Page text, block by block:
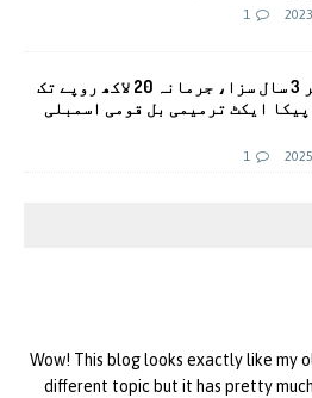
1
فیک نیوز پر 3 سال سزا، جرمانہ 20 لاکھ روپے تک
پیکا ایکٹ ترمیمی بل قومی اسمبلی
1
Wow! This blog looks exactly like my
different topic but it has pretty